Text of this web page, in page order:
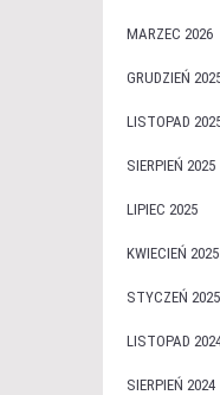
MARZEC 2026
GRUDZIEŃ
LISTOPAD
SIERPIEŃ 2025
LIPIEC 2025
KWIECIEŃ 2025
STYCZEŃ 2025
LISTOPAD
SIERPIEŃ 2024